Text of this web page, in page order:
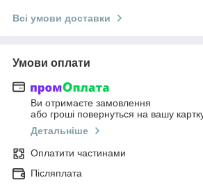
Всі умови доставки
Умови оплати
Ви отримаєте замовлення
або гроші повернуться на вашу
Детальніше
Оплатити частинами
Післяплата